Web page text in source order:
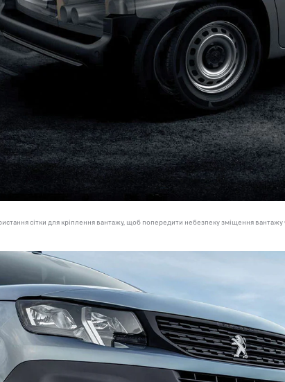
сітки для кріплення вантажу, щоб попередити небезпеку зміщення вантажу
БАГАТОМІСНЕ
MULTIFLEX